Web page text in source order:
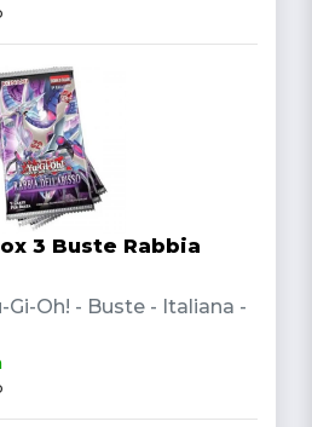
3 Buste Rabbia
Gi-Oh! - Buste - Italiana -